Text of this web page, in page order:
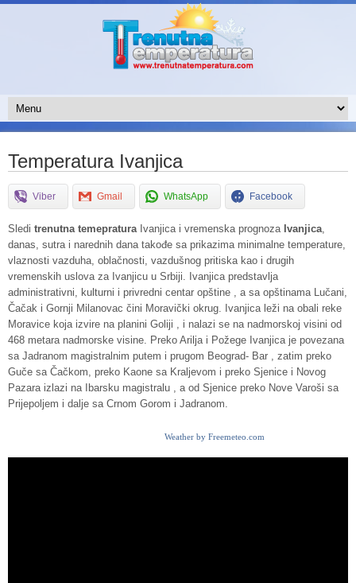
Temperatura Ivanjica
Viber Gmail WhatsApp Facebook
Sledi trenutna temepraturaIvanjica i vremenska prognoza Ivanjica,
danas, sutra i narednih dana takođe sa prikazima minimalne temperature,
vlaznosti vazduha, oblačnosti, vazdušnog pritiska kao i drugih
vremenskih uslova za Ivanjicu u Srbiji. Ivanjica predstavlja
administrativni, kulturni i privredni centar opštine , a sa opštinama Lučani,
Čačak i Gornji Milanovac čini Moravički okrug. Ivanjica leži na obali reke
Moravice koja izvire na planini Goliji , i nalazi se na nadmorskoj visini od
468 metara nadmorske visine. Preko Arilja i Požege Ivanjica je povezana
sa Jadranom magistralnim putem i prugom Beograd- Bar , zatim preko
Guče sa Čačkom, preko Kaone sa Kraljevom i preko Sjenice i Novog
Pazara izlazi na Ibarsku magistralu , a od Sjenice preko Nove Varoši sa
Prijepoljem i dalje sa Crnom Gorom i Jadranom.
Weather by Freemeteo.com